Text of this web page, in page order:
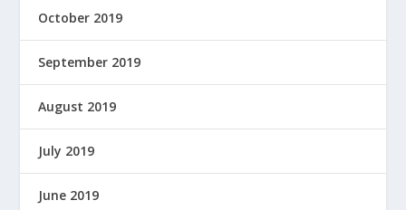
October 2019
September 2019
August 2019
July 2019
June 2019